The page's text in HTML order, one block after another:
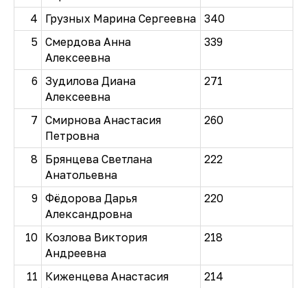
4
Грузных Марина Сергеевна 340
5 Смердова Анна
Алексеевна
339
6
Зудилова Диана
Алексеевна
271
7 Смирнова Анастасия
Петровна
260
8
Брянцева Светлана
Анатольевна
222
9 Фёдорова Дарья
Александровна
220
10 Козлова Виктория
Андреевна
218
11
Киженцева Анастасия
214